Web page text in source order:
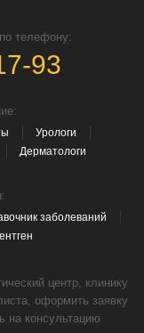
телефону:
93
Урологи
Дерматологи
заболеваний
центр, клинику
оформить заявку
на консультацию